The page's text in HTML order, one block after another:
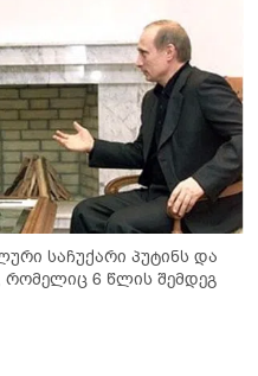
საჩუქარი პუტინს და
რომელიც 6 წლის შემდეგ